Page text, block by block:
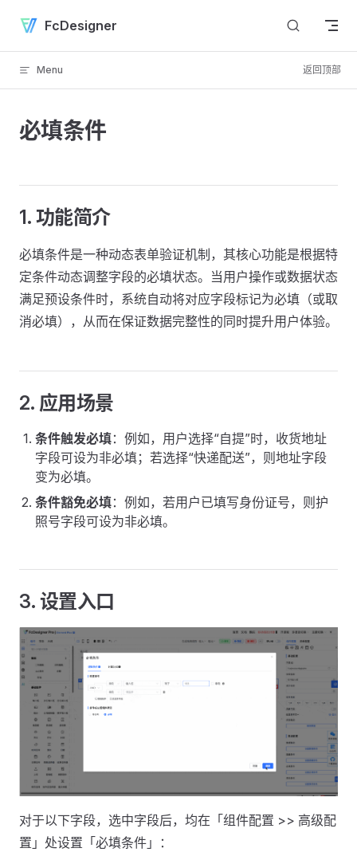
Skip to content
FcDesigner
Menu 返回顶部
必填条件
1. 功能简介
必填条件是一种动态表单验证机制，其核心功能是根据特
定条件动态调整字段的必填状态。当用户操作或数据状态
满足预设条件时，系统自动将对应字段标记为必填（或取
消必填），从而在保证数据完整性的同时提升用户体验。
2. 应用场景
条件触发必填：例如，用户选择“自提”时，收货地址
字段可设为非必填；若选择“快递配送”，则地址字段
变为必填。
条件豁免必填：例如，若用户已填写身份证号，则护
照号字段可设为非必填。
3. 设置入口
对于以下字段，选中字段后，均在「组件配置 >> 高级配
置」处设置「必填条件」：